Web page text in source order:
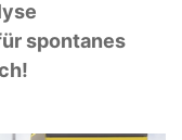
spontanes